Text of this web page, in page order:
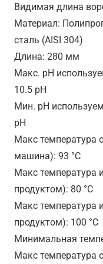
Видимая длина
Материал:
сталь (AISI 304)
Длина: 280 мм
Макс. pH
10.5 pH
Мин. pH
pH
Maкс температура
машина): 93 °C
Maкс температура
продуктом): 80 °C
Maкс температура
продуктом): 100 °C
Минимальная
Maкс температура